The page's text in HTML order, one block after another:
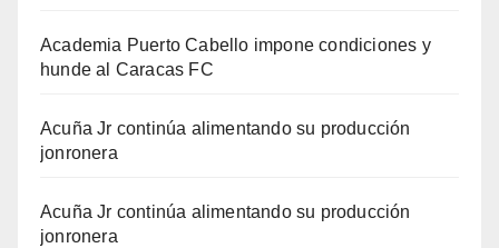
Academia Puerto Cabello impone condiciones y
hunde al Caracas FC
Acuña Jr continúa alimentando su producción
jonronera
Acuña Jr continúa alimentando su producción
jonronera